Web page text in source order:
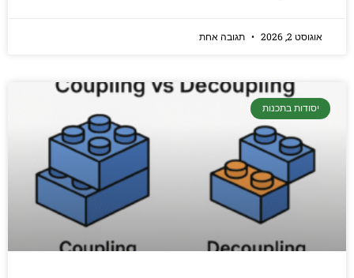
אוגוסט 2, 2026 תגובה אחת
יסודות בתכנות